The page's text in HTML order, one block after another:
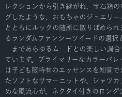
レクションから引き継がれ、宝石箱
グしたような、おもちゃのジュエリ
とともにルックの随所に散りばめら
るランダムファンシーツイードの選択
ーまであらゆるムードとの楽しい調
ています。プライマリーなカラーパレ
は子ども服特有のエッセンスを知覚
たソフトなサマーニットや、シャツカ
めな風流心が、ネクタイ付きのロング